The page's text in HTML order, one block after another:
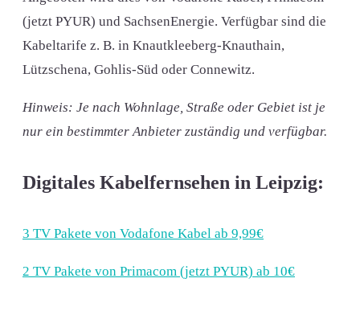
(jetzt PYUR) und SachsenEnergie. Verfügbar sind die
Kabeltarife z. B. in Knautkleeberg-Knauthain,
Lützschena, Gohlis-Süd oder Connewitz.
Hinweis: Je nach Wohnlage, Straße oder Gebiet ist je
nur ein bestimmter Anbieter zuständig und verfügbar.
Digitales Kabelfernsehen in Leipzig:
3 TV Pakete von Vodafone Kabel ab 9,99€
2 TV Pakete von Primacom (jetzt PYUR) ab 10€